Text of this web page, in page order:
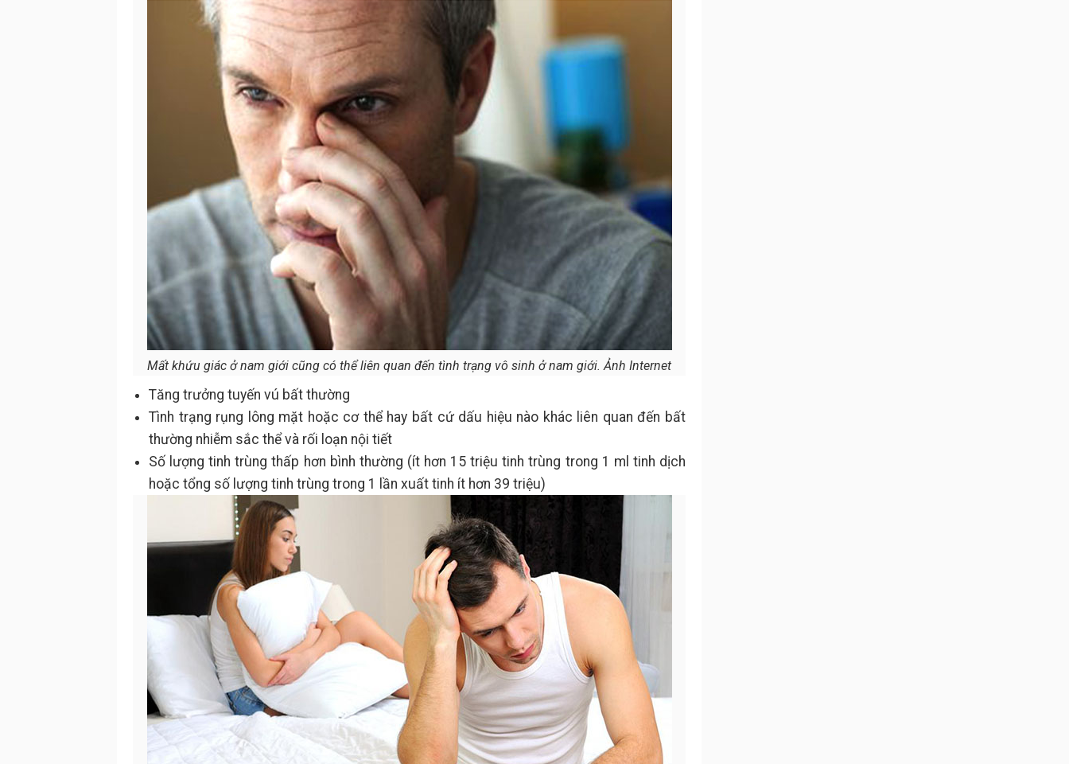
Mất khứu giác ở nam giới cũng có thể liên quan đến tình trạng vô sinh ở nam giới. Ảnh Internet
Tăng trưởng tuyến vú bất thường
Tình trạng rụng lông mặt hoặc cơ thể hay bất cứ dấu hiệu nào khác liên quan đến bất
thường nhiễm sắc thể và rối loạn nội tiết
Số lượng tinh trùng thấp hơn bình thường (ít hơn 15 triệu tinh trùng trong 1 ml tinh dịch
hoặc tổng số lượng tinh trùng trong 1 lần xuất tinh ít hơn 39 triệu)